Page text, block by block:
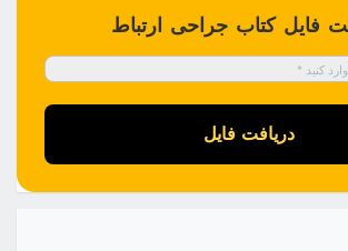
فایل کتاب جراحی ارتباط